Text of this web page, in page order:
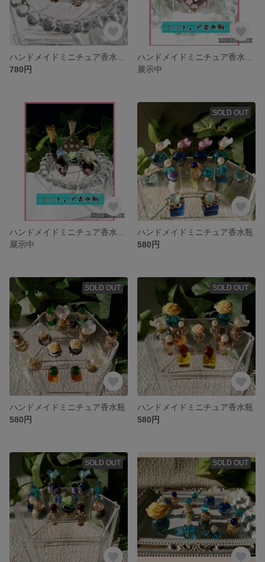
780円
展示中
展示中
SOLD OUT
ハンドメイドミニチュア香水瓶
580円
SOLD OUT
ハンドメイドミニチュア香水瓶
580円
SOLD OUT
ハンドメイドミニチュア香水瓶
580円
SOLD OUT SOLD OUT